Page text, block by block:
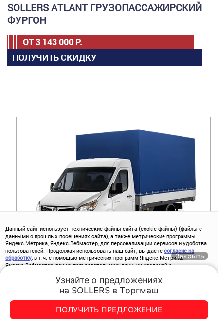
SOLLERS ATLANT ГРУЗОПАССАЖИРСКИЙ
ФУРГОН
ОТ3 143 000 Р.
ПОЛУЧИТЬ СКИДКУ
ОТ2 710 000Р.
ПОЛУЧИТЬ СКИДКУ
Данный сайт использует технические файлы сайта (cookie-файлы) (файлы с
данными о прошлых посещениях сайта), а также метрические программы
Яндекс.Метрика, Яндекс.Вебмастер, для персонализации сервисов и удобства
пользователей. Продолжая использовать наш сайт, вы даетесогласие на
обработку , в т.ч. с помощью метрических программ Яндекс.Метрика,
Яндекс.Вебмастер, ваших пользовательских данных: сведений о
разрешении его экрана; источнике откуда пришел на сайт пользователь; с
какого сайта или по какой рекламе; языке ОС и Браузере; какие страницы
открывает и на какие кнопки нажимает пользователь; ip-адрес.
Хорошо
Закрыть
Узнайте о предложениях
на SOLLERS в Торгмаш
ПОЛУЧИТЬ ПРЕДЛОЖЕНИЕ
ТОРГМАШ-СЕВЕР
Акции Заказать
Спецпредложения
ТОРГМАШ-СЕВЕР